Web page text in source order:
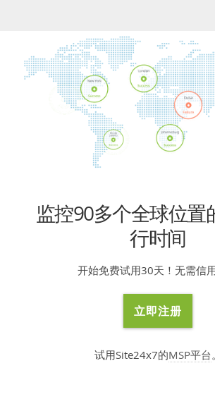
监控90多个全球位置
行时间
开始免费试用30天！无需信用
立即注册
试用Site24x7的MSP平台。